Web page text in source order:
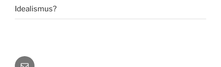
Idealismus?
E-